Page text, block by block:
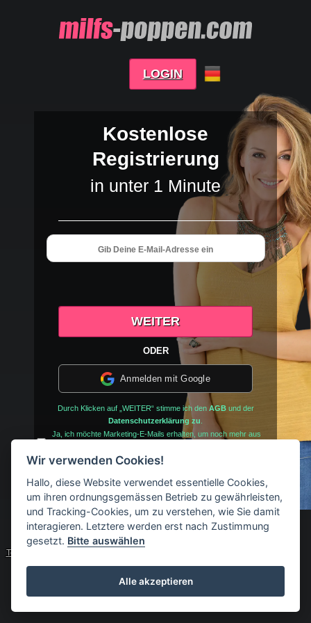
LOGIN
Kostenlose
Registrierung
in unter 1 Minute
ODER
Anmelden mit Google
Durch Klicken auf „WEITER“ stimme ich den AGBund der
Datenschutzerklärung zu
Ja, ich möchte Marketing-E-Mails erhalten, um noch mehr aus
meinem Dating-Erlebnis herauszuholen. (Du kannst dich jederzeit
Hast Du schon ein Benutzerkonto? Log in
© 2017 - 2026 milfs-poppen.com
Technischer Support
Wir verwenden Cookies!
Hallo, diese Website verwendet essentielle Cookies,
um ihren ordnungsgemässen Betrieb zu gewährleisten,
und Tracking-Cookies, um zu verstehen, wie Sie damit
interagieren. Letztere werden erst nach Zustimmung
gesetzt. Bitte auswählen
Alle akzeptieren